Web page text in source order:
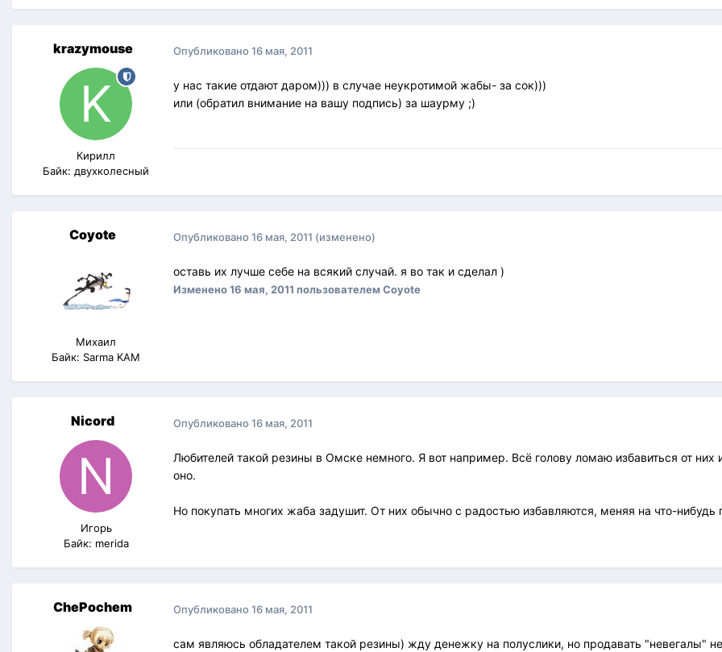
krazymouse
Кирилл
Байк: двухколесный
Опубликовано16 мая, 2011
у нас такие отдают даром))) в случае неукротимой жабы- за сок)))
или (обратил внимание на вашу подпись) за шаурму ;)
Coyote
Михаил
Байк: Sarma KAM
Опубликовано16 мая, 2011 (изменено)
оставь их лучше себе на всякий случай. я во так и сделал )
Изменено16 мая, 2011 пользователем Coyote
Nicord
Игорь
Байк: merida
Опубликовано16 мая, 2011
Любителей такой резины в Омске немного. Я вот например. Всё голову ломаю избавиться от них
оно.
Но покупать многих жаба задушит. От них обычно с радостью избавляются, меняя на что-нибудь
ChePochem Опубликовано16 мая, 2011
сам являюсь обладателем такой резины) жду денежку на полуслики, но продавать "невегалы"